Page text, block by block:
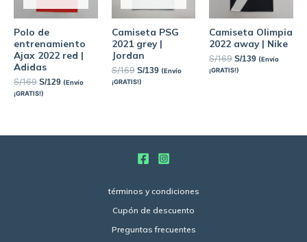
Polo de
entrenamiento
Ajax 2022 red |
Adidas
S/169 S/129 (Envío
¡GRATIS!)
Camiseta PSG
2021 grey |
Jordan
S/169 S/139 (Envío
¡GRATIS!)
Camiseta Olimpia
2022 away | Nike
S/169 S/139 (Envío
¡GRATIS!)
términos y condiciones
Cupón de descuento
Preguntas frecuentes